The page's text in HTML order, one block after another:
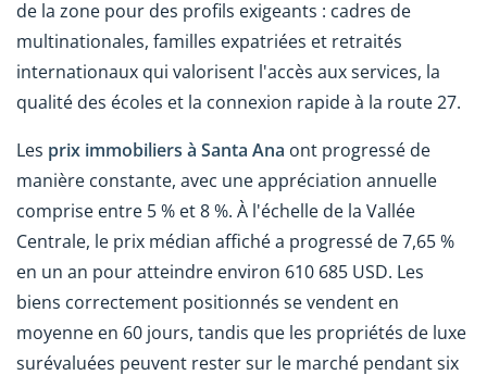
de la zone pour des profils exigeants : cadres de
multinationales, familles expatriées et retraités
internationaux qui valorisent l'accès aux services, la
qualité des écoles et la connexion rapide à la route 27.
Les prix immobiliers à Santa Ana ont progressé de
manière constante, avec une appréciation annuelle
comprise entre 5 % et 8 %. À l'échelle de la Vallée
Centrale, le prix médian affiché a progressé de 7,65 %
en un an pour atteindre environ 610 685 USD. Les
biens correctement positionnés se vendent en
moyenne en 60 jours, tandis que les propriétés de luxe
surévaluées peuvent rester sur le marché pendant six